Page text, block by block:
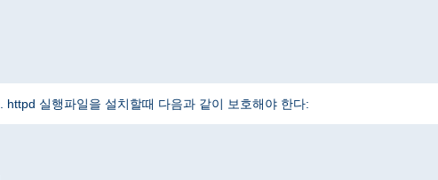
실행파일을 설치할때 다음과 같이 보호해야 한다: